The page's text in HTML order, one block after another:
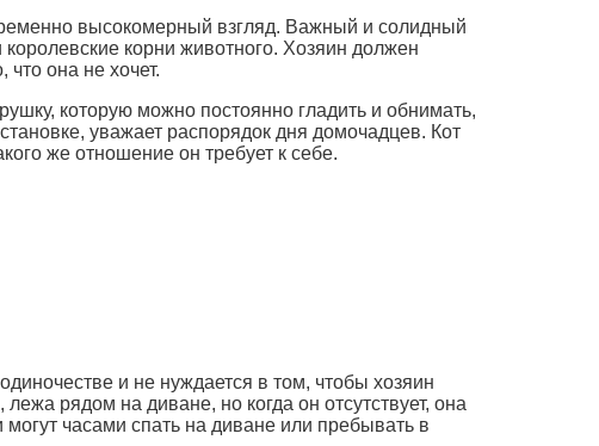
высокомерный взгляд. Важный и солидный
корни животного. Хозяин должен
что она не хочет.
которую можно постоянно гладить и обнимать,
уважает распорядок дня домочадцев. Кот
же отношение он требует к себе.
и не нуждается в том, чтобы хозяин
рядом на диване, но когда он отсутствует, она
часами спать на диване или пребывать в